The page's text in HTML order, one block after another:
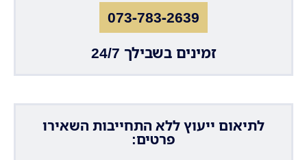
073-783-2639
זמינים בשבילך 24/7
לתיאום ייעוץ ללא התחייבות השאירו
פרטים: